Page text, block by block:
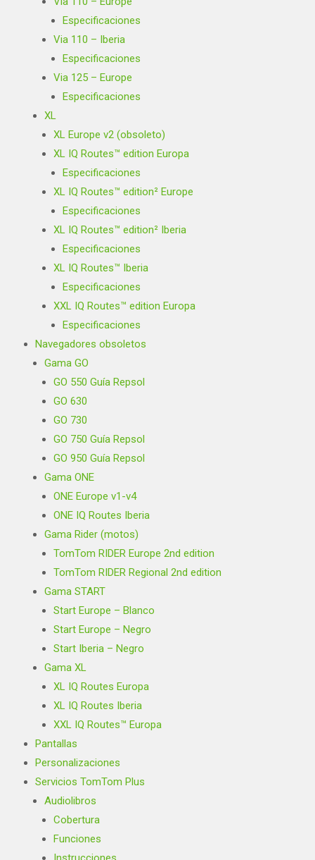
Especificaciones
Via 110 – Iberia
Especificaciones
Via 125 – Europe
Especificaciones
XL
XL Europe v2 (obsoleto)
XL IQ Routes™ edition Europa
Especificaciones
XL IQ Routes™ edition² Europe
Especificaciones
XL IQ Routes™ edition² Iberia
Especificaciones
XL IQ Routes™ Iberia
Especificaciones
XXL IQ Routes™ edition Europa
Especificaciones
Navegadores obsoletos
Gama GO
GO 550 Guía Repsol
GO 630
GO 730
GO 750 Guía Repsol
GO 950 Guía Repsol
Gama ONE
ONE Europe v1-v4
ONE IQ Routes Iberia
Gama Rider (motos)
TomTom RIDER Europe 2nd edition
TomTom RIDER Regional 2nd edition
Gama START
Start Europe – Blanco
Start Europe – Negro
Start Iberia – Negro
Gama XL
XL IQ Routes Europa
XL IQ Routes Iberia
XXL IQ Routes™ Europa
Pantallas
Personalizaciones
Servicios TomTom Plus
Audiolibros
Cobertura
Funciones